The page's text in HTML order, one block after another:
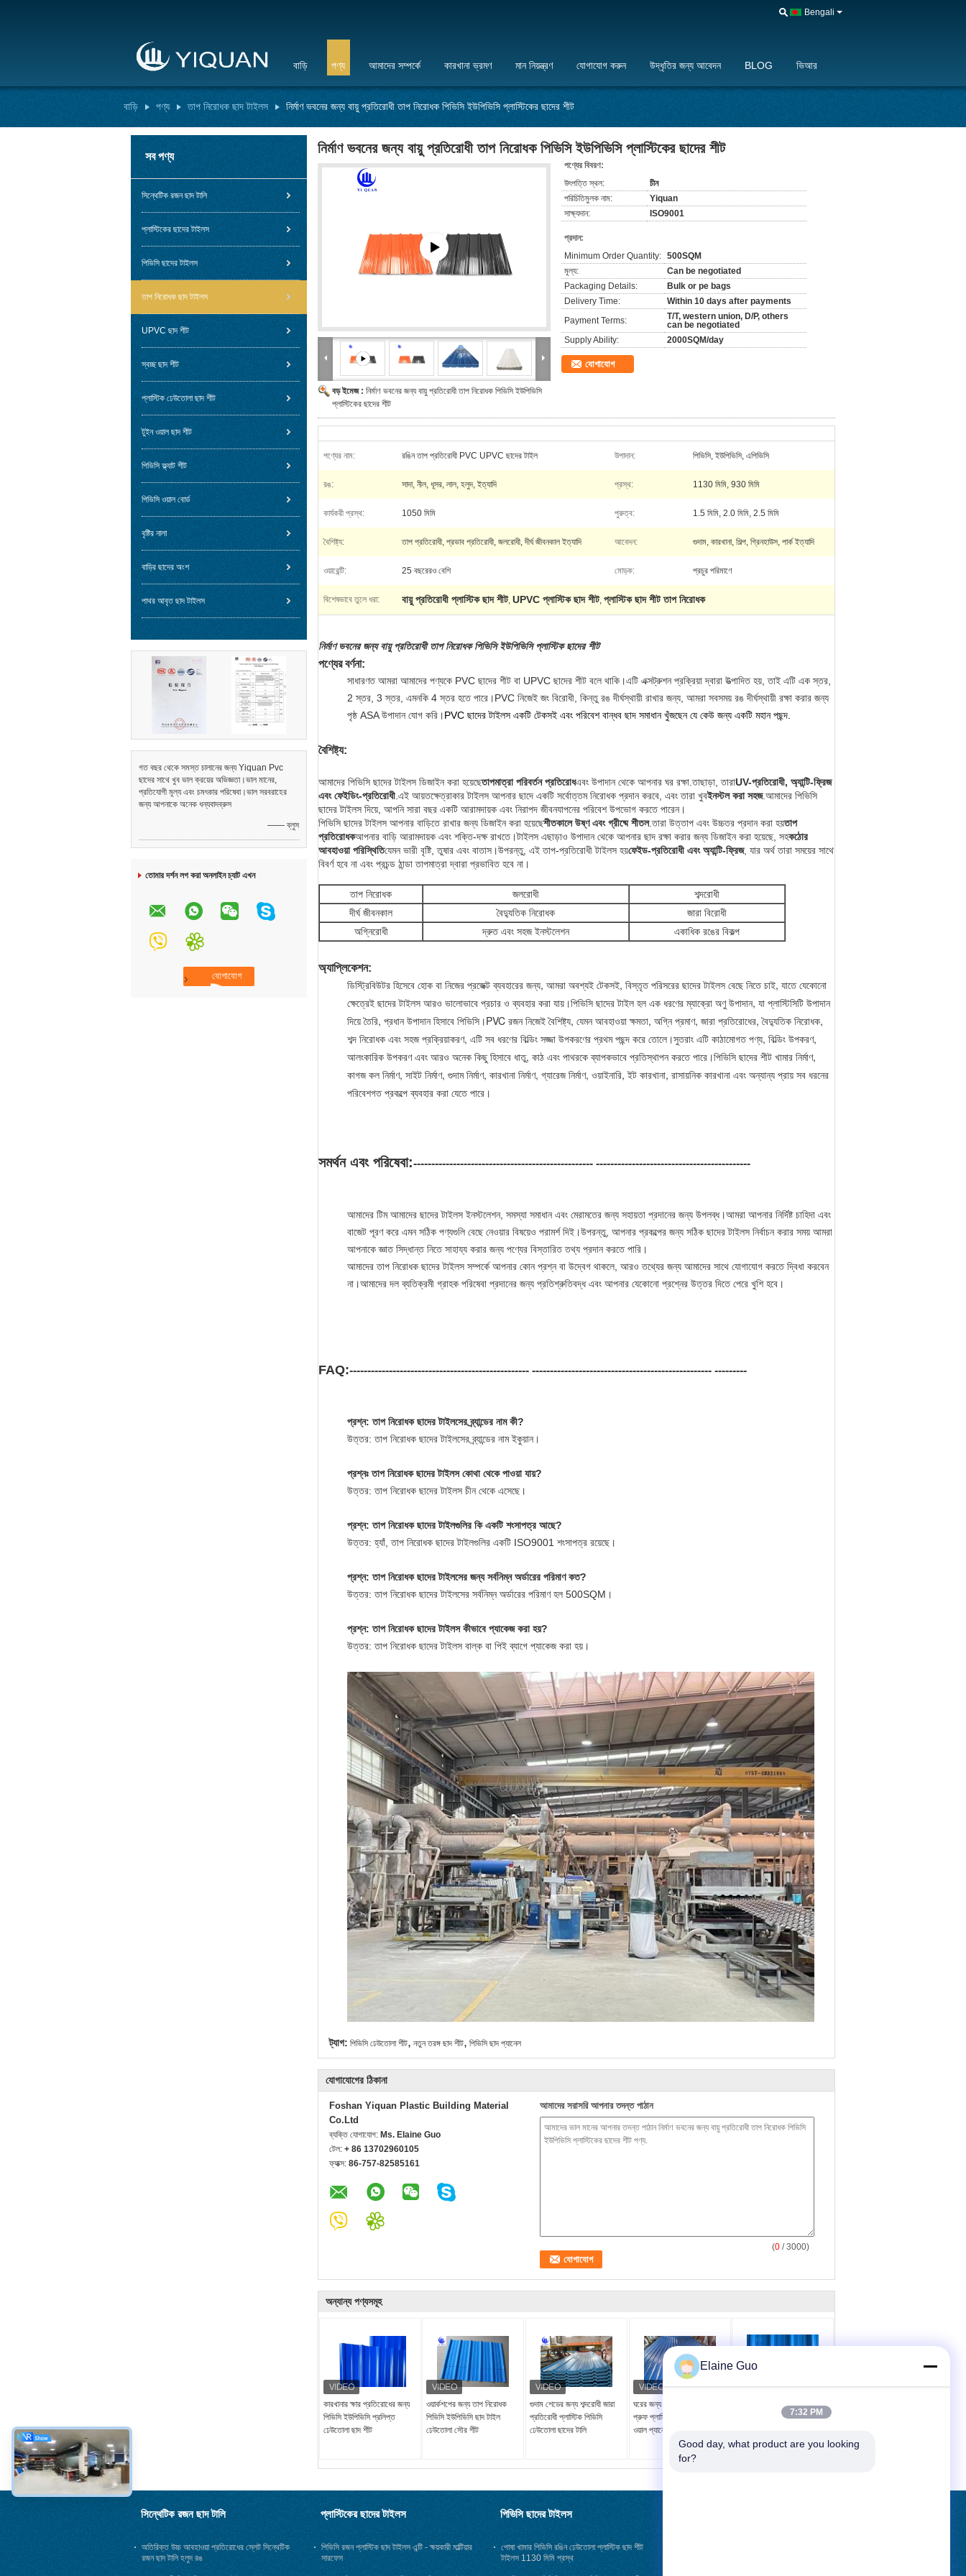
Bengali
বাড়ি পণ্য আমাদের সম্পর্কে কারখানা ভ্রমণ মান নিয়ন্ত্রণ যোগাযোগ করুন উদ্ধৃতির জন্য আবেদন BLOG ভিআর
বাড়ি পণ্য তাপ নিরোধক ছাদ টাইলস নির্মাণ ভবনের জন্য বায়ু প্রতিরোধী তাপ নিরোধক পিভিসি ইউপিভিসি প্লাস্টিকের ছাদের শীট
সব পণ্য
সিন্থেটিক রজন ছাদ টালি
প্লাস্টিকের ছাদের টাইলস
পিভিসি ছাদের টাইলস
তাপ নিরোধক ছাদ টাইলস
UPVC ছাদ শীট
স্বচ্ছ ছাদ শীট
প্লাস্টিক ঢেউতোলা ছাদ শীট
টুইন ওয়াল ছাদ শীট
পিভিসি ফ্ল্যাট শীট
পিভিসি ওয়াল বোর্ড
বৃষ্টির নালা
বাড়ির ছাদের অংশ
পাথর আবৃত ছাদ টাইলস
গত বছর থেকে সমস্ত চালানের জন্য Yiquan Pvc
ছাদের সাথে খুব ভাল ক্রয়ের অভিজ্ঞতা।ভাল মানের,
প্রতিযোগী মূল্য এবং চমৎকার পরিষেবা।ভাল সরবরাহের
জন্য আপনাকে অনেক ধন্যবাদব্রুস
—— ব্লুস
তোমার দর্শন লগ করা অনলাইন চ্যাট এখন
নির্মাণ ভবনের জন্য বায়ু প্রতিরোধী তাপ নিরোধক পিভিসি ইউপিভিসি প্লাস্টিকের ছাদের শীট
বড় ইমেজ : নির্মাণ ভবনের জন্য বায়ু প্রতিরোধী তাপ নিরোধক পিভিসি ইউপিভিসি
প্লাস্টিকের ছাদের শীট
পণ্যের বিবরণ:
উৎপত্তি স্থল:
চীন
পরিচিতিমুলক নাম:
Yiquan
সাক্ষ্যদান:
ISO9001
প্রদান:
Minimum Order Quantity: 500SQM
মূল্য:
Can be negotiated
Packaging Details:
Bulk or pe bags
Delivery Time:
Within 10 days after payments
Payment Terms:
T/T, western union, D/P, others
can be negotiated
Supply Ability:
2000SQM/day
যোগাযোগ
পণ্যের নাম: রঙিন তাপ প্রতিরোধী PVC UPVC ছাদের টাইল উপাদান: পিভিসি, ইউপিভিসি, এপিভিসি
রঙ: সাদা, নীল, ধূসর, লাল, হলুদ, ইত্যাদি প্রস্থ: 1130 মিমি, 930 মিমি
কার্যকরী প্রস্থ: 1050 মিমি পুরুত্ব: 1.5 মিমি, 2.0 মিমি, 2.5 মিমি
বৈশিষ্ট্য: তাপ প্রতিরোধী, প্রভাব প্রতিরোধী, জলরোধী, দীর্ঘ জীবনকাল ইত্যাদি আবেদন: গুদাম, কারখানা, শিল্প, গ্রিনহাউস, পার্ক ইত্যাদি
ওয়ারেন্টি: 25 বছরেরও বেশি মোড়ক: প্রচুর পরিমাণে
বিশেষভাবে তুলে ধরা: বায়ু প্রতিরোধী প্লাস্টিক ছাদ শীট, UPVC প্লাস্টিক ছাদ শীট, প্লাস্টিক ছাদ শীট তাপ নিরোধক
নির্মাণ ভবনের জন্য বায়ু প্রতিরোধী তাপ নিরোধক পিভিসি ইউপিভিসি প্লাস্টিক ছাদের শীট
পণ্যের বর্ণনা:
সাধারণত আমরা আমাদের পণ্যকে PVC ছাদের শীট বা UPVC ছাদের শীট বলে থাকি।এটি এক্সট্রুশন প্রক্রিয়া দ্বারা উত্পাদিত হয়, তাই এটি এক স্তর,
2 স্তর, 3 স্তর, এমনকি 4 স্তর হতে পারে।PVC নিজেই জং বিরোধী, কিন্তু রঙ দীর্ঘস্থায়ী রাখার জন্য, আমরা সবসময় রঙ দীর্ঘস্থায়ী রক্ষা করার জন্য
পৃষ্ঠ ASA উপাদান যোগ করি।PVC ছাদের টাইলস একটি টেকসই এবং পরিবেশ বান্ধব ছাদ সমাধান খুঁজছেন যে কেউ জন্য একটি মহান পছন্দ.
বৈশিষ্ট্য:
আমাদের পিভিসি ছাদের টাইলস ডিজাইন করা হয়েছেতাপমাত্রা পরিবর্তন প্রতিরোধএবং উপাদান থেকে আপনার ঘর রক্ষা.তাছাড়া, তারাUV-প্রতিরোধী, অ্যান্টি-ফ্রিজ
এবং ফেইডিং-প্রতিরোধী .এই আয়তক্ষেত্রাকার টাইলস আপনার ছাদে একটি সর্বোত্তম নিরোধক প্রদান করবে, এবং তারা খুবইনস্টল করা সহজ.আমাদের পিভিসি
ছাদের টাইলস দিয়ে, আপনি সারা বছর একটি আরামদায়ক এবং নিরাপদ জীবনযাপনের পরিবেশ উপভোগ করতে পারেন।
পিভিসি ছাদের টাইলস আপনার বাড়িতে রাখার জন্য ডিজাইন করা হয়েছেশীতকালে উষ্ণ এবং গ্রীষ্মে শীতল.তারা উত্তাপ এবং উচ্চতর প্রদান করা হয়তাপ
প্রতিরোধকআপনার বাড়ি আরামদায়ক এবং শক্তি-দক্ষ রাখতে।টাইলস এছাড়াও উপাদান থেকে আপনার ছাদ রক্ষা করার জন্য ডিজাইন করা হয়েছে, সহকঠোর
আবহাওয়া পরিস্থিতিযেমন ভারী বৃষ্টি, তুষার এবং বাতাস।উপরন্তু, এই তাপ-প্রতিরোধী টাইলস হয়ফেইড-প্রতিরোধী এবং অ্যান্টি-ফ্রিজ, যার অর্থ তারা সময়ের সাথে
বিবর্ণ হবে না এবং প্রচন্ড ঠান্ডা তাপমাত্রা দ্বারা প্রভাবিত হবে না।
তাপ নিরোধক জলরোধী
শব্দরোধী
দীর্ঘ জীবনকাল
বৈদ্যুতিক নিরোধক
জারা বিরোধী
অগ্নিরোধী
দ্রুত এবং সহজ ইনস্টলেশন একাধিক রঙের বিকল্প
অ্যাপ্লিকেশন:
ডিস্ট্রিবিউটর হিসেবে হোক বা নিজের প্রজেক্ট ব্যবহারের জন্য, আমরা অবশ্যই টেকসই, বিস্তৃত পরিসরের ছাদের টাইলস বেছে নিতে চাই, যাতে যেকোনো
ক্ষেত্রেই ছাদের টাইলস আরও ভালোভাবে প্রচার ও ব্যবহার করা যায়।পিভিসি ছাদের টাইল হল এক ধরণের ম্যাক্রো অণু উপাদান, যা প্লাস্টিসিটি উপাদান
দিয়ে তৈরি, প্রধান উপাদান হিসাবে পিভিসি।PVC রজন নিজেই বৈশিষ্ট্য, যেমন আবহাওয়া ক্ষমতা, অগ্নি প্রমাণ, জারা প্রতিরোধের, বৈদ্যুতিক নিরোধক,
শব্দ নিরোধক এবং সহজ প্রক্রিয়াকরণ, এটি সব ধরণের বিল্ডিং সজ্জা উপকরণের প্রথম পছন্দ করে তোলে।সুতরাং এটি কাঠামোগত পণ্য, বিল্ডিং উপকরণ,
আলংকারিক উপকরণ এবং আরও অনেক কিছু হিসাবে ধাতু, কাঠ এবং পাথরকে ব্যাপকভাবে প্রতিস্থাপন করতে পারে।পিভিসি ছাদের শীট খামার নির্মাণ,
কাগজ কল নির্মাণ, সাইট নির্মাণ, গুদাম নির্মাণ, কারখানা নির্মাণ, গ্যারেজ নির্মাণ, ওয়াইনারি, ইট কারখানা, রাসায়নিক কারখানা এবং অন্যান্য প্রায় সব ধরনের
পরিবেশগত প্রকল্পে ব্যবহার করা যেতে পারে।
সমর্থন এবং পরিষেবা:-------------------------------------------------- -------------------------------------------
আমাদের টিম আমাদের ছাদের টাইলস ইনস্টলেশন, সমস্যা সমাধান এবং মেরামতের জন্য সহায়তা প্রদানের জন্য উপলব্ধ।আমরা আপনার নির্দিষ্ট চাহিদা এবং
বাজেট পূরণ করে এমন সঠিক পণ্যগুলি বেছে নেওয়ার বিষয়েও পরামর্শ দিই।উপরন্তু, আপনার প্রকল্পের জন্য সঠিক ছাদের টাইলস নির্বাচন করার সময় আমরা
আপনাকে জ্ঞাত সিদ্ধান্ত নিতে সাহায্য করার জন্য পণ্যের বিস্তারিত তথ্য প্রদান করতে পারি।
আমাদের তাপ নিরোধক ছাদের টাইলস সম্পর্কে আপনার কোন প্রশ্ন বা উদ্বেগ থাকলে, আরও তথ্যের জন্য আমাদের সাথে যোগাযোগ করতে দ্বিধা করবেন
না।আমাদের দল ব্যতিক্রমী গ্রাহক পরিষেবা প্রদানের জন্য প্রতিশ্রুতিবদ্ধ এবং আপনার যেকোনো প্রশ্নের উত্তর দিতে পেরে খুশি হবে।
FAQ:-------------------------------------------------- -------------------------------------------------- ---------
প্রশ্ন: তাপ নিরোধক ছাদের টাইলসের ব্র্যান্ডের নাম কী?
উত্তর: তাপ নিরোধক ছাদের টাইলসের ব্র্যান্ডের নাম ইকুয়ান।
প্রশ্নঃ তাপ নিরোধক ছাদের টাইলস কোথা থেকে পাওয়া যায়?
উত্তর: তাপ নিরোধক ছাদের টাইলস চীন থেকে এসেছে।
প্রশ্ন: তাপ নিরোধক ছাদের টাইলগুলির কি একটি শংসাপত্র আছে?
উত্তর: হ্যাঁ, তাপ নিরোধক ছাদের টাইলগুলির একটি ISO9001 শংসাপত্র রয়েছে।
প্রশ্ন: তাপ নিরোধক ছাদের টাইলসের জন্য সর্বনিম্ন অর্ডারের পরিমাণ কত?
উত্তর: তাপ নিরোধক ছাদের টাইলসের সর্বনিম্ন অর্ডারের পরিমাণ হল 500SQM।
প্রশ্ন: তাপ নিরোধক ছাদের টাইলস কীভাবে প্যাকেজ করা হয়?
উত্তর: তাপ নিরোধক ছাদের টাইলস বাল্ক বা পিই ব্যাগে প্যাকেজ করা হয়।
ট্যাগ: পিভিসি ঢেউতোলা শীট, নতুন তরঙ্গ ছাদ শীট, পিভিসি ছাদ প্যানেল
যোগাযোগের ঠিকানা
Foshan Yiquan Plastic Building Material
Co.Ltd
ব্যক্তি যোগাযোগ: Ms. Elaine Guo
টেল: + 86 13702960105
ফ্যাক্স: 86-757-82585161
আমাদের সরাসরি আপনার তদন্ত পাঠান
(0 / 3000)
অন্যান্য পণ্যসমূহ
কারখানার ক্ষার প্রতিরোধের জন্য
পিভিসি ইউপিভিসি প্রলিপ্ত
ঢেউতোলা ছাদ শীট
ওয়ার্কশপের জন্য তাপ নিরোধক
পিভিসি ইউপিভিসি ছাদ টাইল
ঢেউতোলা সৌর শীট
গুদাম শেডের জন্য শব্দরোধী জারা
প্রতিরোধী প্লাস্টিক পিভিসি
ঢেউতোলা ছাদের টালি
ঘরের জন্য তাপ নিরোধক সাউন্ড
প্রুফ প্লাস্টিক UPVC PVC
ওয়াল প্যানেল
ওয়েভ শেপ হিট ইনসুলেশন ছাদের
টাইলস পিভিসি APVC UPVC
সিন্থেটিক রজন ছাদ টালি
অতিরিক্ত উচ্চ আবহাওয়া প্রতিরোধের স্লেট সিন্থেটিক
রজন ছাদ টালি হলুদ রঙ
প্লাস্টিকের ছাদের টাইলস
পিভিসি রজন প্লাস্টিক ছাদ টাইলস এন্টি - ক্ষয়কারী মাল্টিয়ার
সারফেস
পিভিসি ছাদের টাইলস
পোষা খামার পিভিসি রঙিন ঢেউতোলা প্লাস্টিক ছাদ শীট
টাইলস 1130 মিমি প্রস্থ
Elaine Guo
7:32 PM
Good day, what product are you looking
for?